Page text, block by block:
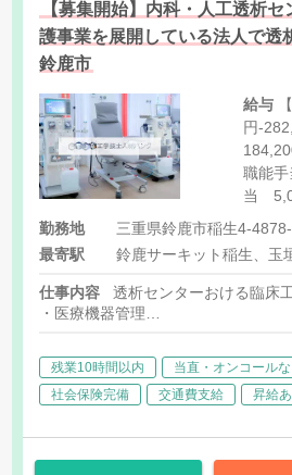
【募集開始】内科・人工透析
護事業を展開している法人で透
鈴鹿市
給与
円-
職能
当 5,000円 [そ
円
勤務地
三重県鈴鹿市稲生4-
最寄駅
鈴鹿サーキット稲生、玉
仕事内容
透析センターおける臨床
・医療機器管理
・健康管理・指導
残業10時間以内 当直・オンコールな
社会保険完備
交通費支給 昇給あ